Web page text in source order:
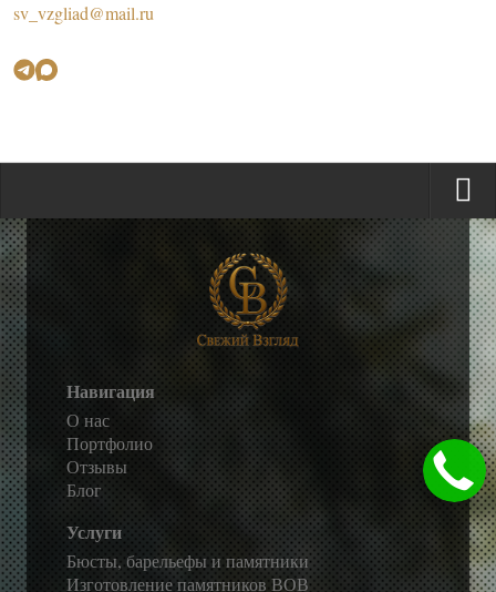
sv_vzgliad@mail.ru
Навигация
О нас
Портфолио
Отзывы
Блог
Услуги
Бюсты, барельефы и памятники
Изготовление памятников ВОВ